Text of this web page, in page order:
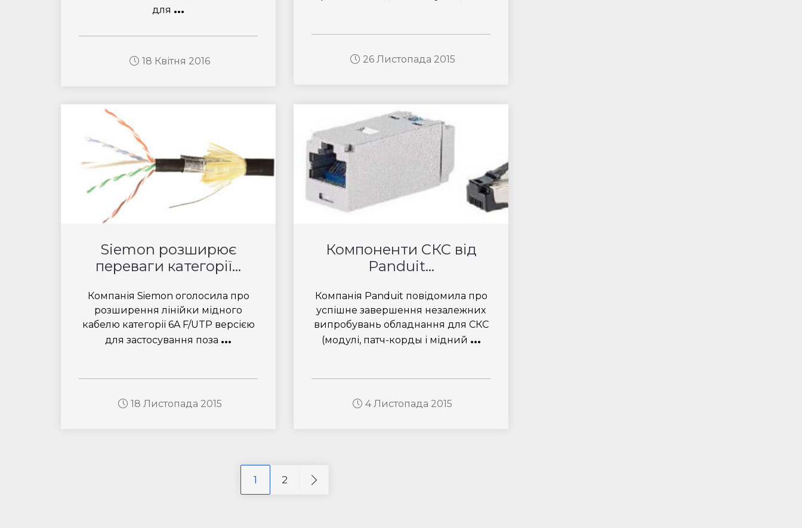
для ...
18 Квітня 2016 26 Листопада 2015
Siemon розширює
переваги категорії...
Компанія Siemon оголосила про
розширення лінійки мідного
кабелю категорії 6A F/UTP версією
для застосування поза ...
18 Листопада 2015
Компоненти СКС від
Panduit...
Компанія Panduit повідомила про
успішне завершення незалежних
випробувань обладнання для СКС
(модулі, патч-корды і мідний ...
4 Листопада 2015
1 2